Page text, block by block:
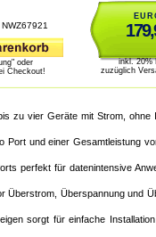
inkl. 20%
zuzüglich
NWZ67921
oder
Checkout!
zu vier Geräte mit Strom, ohne
Port und einer Gesamtleistung
perfekt für datenintensive
Überstrom, Überspannung und
sorgt für einfache